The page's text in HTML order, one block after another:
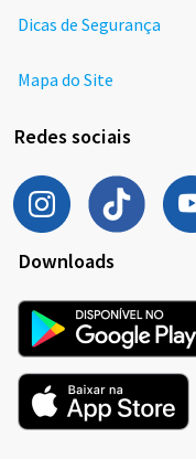
Dicas de Segurança
Mapa do Site
Redes sociais
Downloads